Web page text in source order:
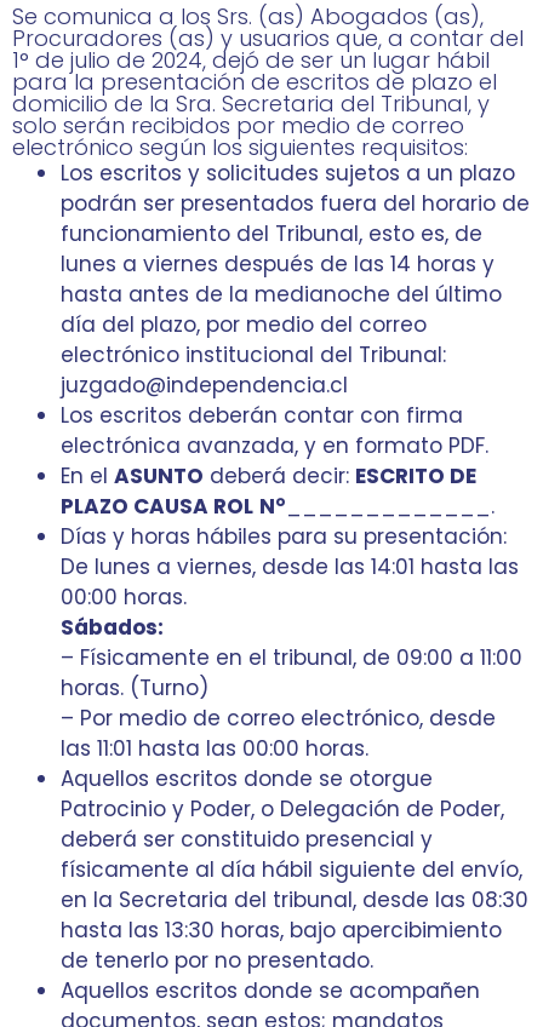
Se comunica a los Srs. (as) Abogados (as),
Procuradores (as) y usuarios que, a contar del
1° de julio de 2024, dejó de ser un lugar hábil
para la presentación de escritos de plazo el
domicilio de la Sra. Secretaria del Tribunal, y
solo serán recibidos por medio de correo
electrónico según los siguientes requisitos:
Los escritos y solicitudes sujetos a un plazo
podrán ser presentados fuera del horario de
funcionamiento del Tribunal, esto es, de
lunes a viernes después de las 14 horas y
hasta antes de la medianoche del último
día del plazo, por medio del correo
electrónico institucional del Tribunal:
juzgado@independencia.cl
Los escritos deberán contar con firma
electrónica avanzada, y en formato PDF.
En el ASUNTO deberá decir: ESCRITO DE
PLAZO CAUSA ROL N°_____________.
Días y horas hábiles para su presentación:
De lunes a viernes, desde las 14:01 hasta las
00:00 horas.
Sábados:
– Físicamente en el tribunal, de 09:00 a 11:00
horas. (Turno)
– Por medio de correo electrónico, desde
las 11:01 hasta las 00:00 horas.
Aquellos escritos donde se otorgue
Patrocinio y Poder, o Delegación de Poder,
deberá ser constituido presencial y
físicamente al día hábil siguiente del envío,
en la Secretaria del tribunal, desde las 08:30
hasta las 13:30 horas, bajo apercibimiento
de tenerlo por no presentado.
Aquellos escritos donde se acompañen
documentos, sean estos; mandatos